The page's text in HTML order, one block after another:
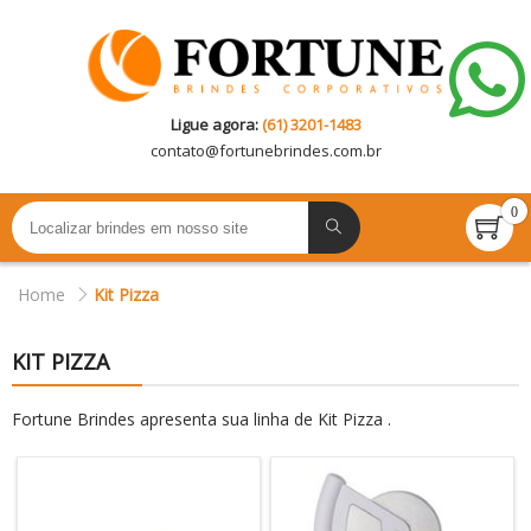
Ligue agora:(61) 3201-1483
contato@fortunebrindes.com.br
0
Home Kit Pizza
KIT PIZZA
Fortune Brindes apresenta sua linha de Kit Pizza .